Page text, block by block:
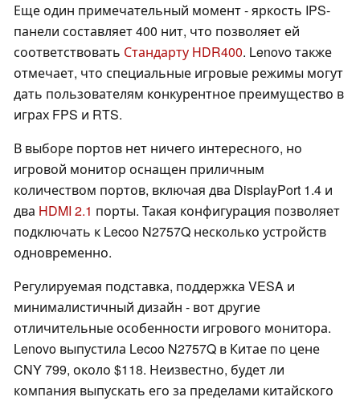
Еще один примечательный момент - яркость IPS-
панели составляет 400 нит, что позволяет ей
соответствовать Стандарту HDR400. Lenovo также
отмечает, что специальные игровые режимы могут
дать пользователям конкурентное преимущество в
играх FPS и RTS.
В выборе портов нет ничего интересного, но
игровой монитор оснащен приличным
количеством портов, включая два DisplayPort 1.4 и
два HDMI 2.1 порты. Такая конфигурация позволяет
подключать к Lecoo N2757Q несколько устройств
одновременно.
Регулируемая подставка, поддержка VESA и
минималистичный дизайн - вот другие
отличительные особенности игрового монитора.
Lenovo выпустила Lecoo N2757Q в Китае по цене
CNY 799, около $118. Неизвестно, будет ли
компания выпускать его за пределами китайского